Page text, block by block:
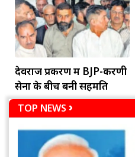
देवराज प्रकरण में BJP-करणी
सेना के बीच बनी सहमति
TOP NEWS